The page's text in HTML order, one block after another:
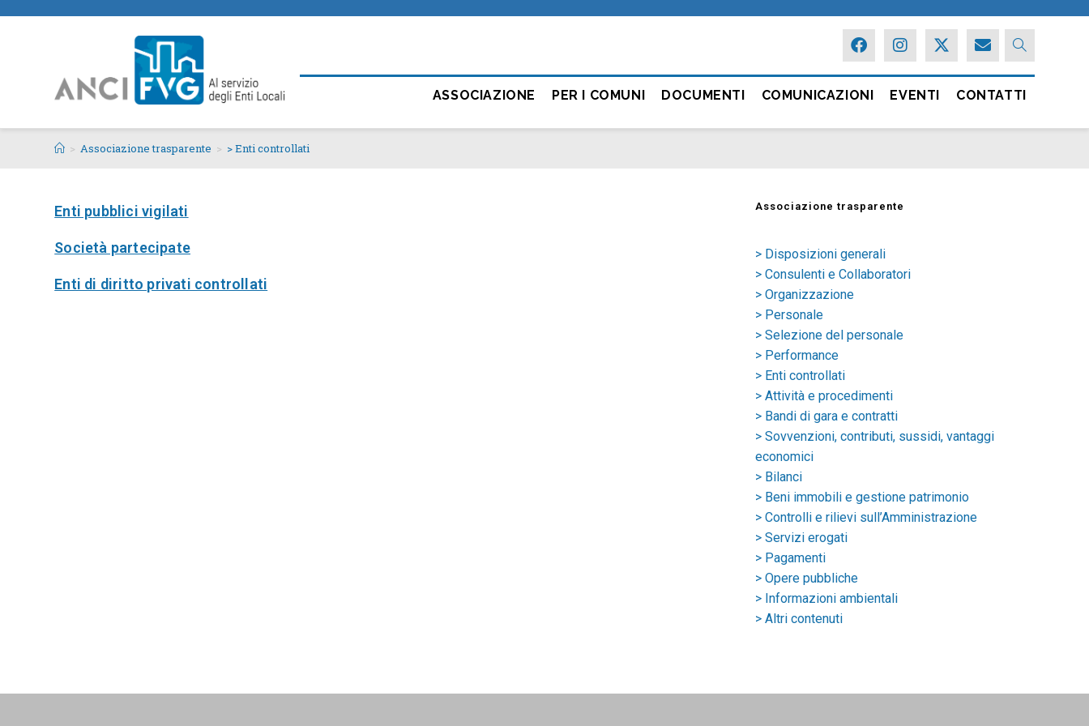
ASSOCIAZIONE PER I COMUNI DOCUMENTI COMUNICAZIONI EVENTI CONTATTI
> Associazione trasparente > > Enti controllati
Enti pubblici vigilati
Società partecipate
Enti di diritto privati controllati
Associazione trasparente
> Disposizioni generali
> Consulenti e Collaboratori
> Organizzazione
> Personale
> Selezione del personale
> Performance
> Enti controllati
> Attività e procedimenti
> Bandi di gara e contratti
> Sovvenzioni, contributi, sussidi, vantaggi
economici
> Bilanci
> Beni immobili e gestione patrimonio
> Controlli e rilievi sull’Amministrazione
> Servizi erogati
> Pagamenti
> Opere pubbliche
> Informazioni ambientali
> Altri contenuti